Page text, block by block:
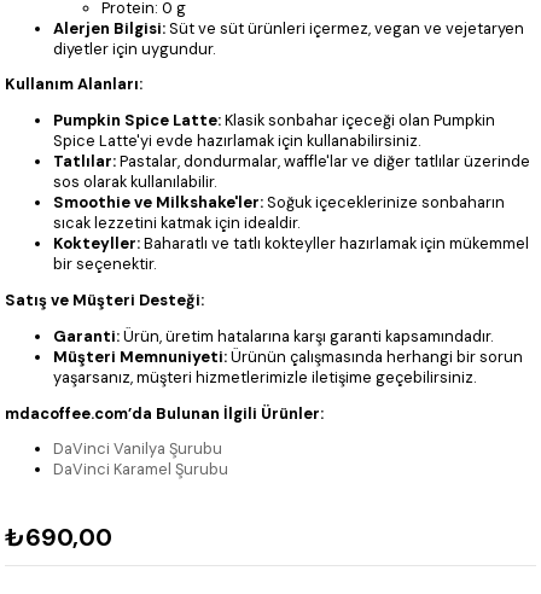
Protein: 0 g
Alerjen Bilgisi:Süt ve süt ürünleri içermez, vegan ve vejetaryen
diyetler için uygundur.
Kullanım Alanları:
Pumpkin Spice Latte:Klasik sonbahar içeceği olan Pumpkin
Spice Latte'yi evde hazırlamak için kullanabilirsiniz.
Tatlılar:Pastalar, dondurmalar, waffle'lar ve diğer tatlılar üzerinde
sos olarak kullanılabilir.
Smoothie ve Milkshake'ler:Soğuk içeceklerinize sonbaharın
sıcak lezzetini katmak için idealdir.
Kokteyller:Baharatlı ve tatlı kokteyller hazırlamak için mükemmel
bir seçenektir.
Satış ve Müşteri Desteği:
Garanti:Ürün, üretim hatalarına karşı garanti kapsamındadır.
Müşteri Memnuniyeti:Ürünün çalışmasında herhangi bir sorun
yaşarsanız, müşteri hizmetlerimizle iletişime geçebilirsiniz.
mdacoffee.com’da Bulunan İlgili Ürünler:
DaVinci Vanilya Şurubu
DaVinci Karamel Şurubu
₺690,00